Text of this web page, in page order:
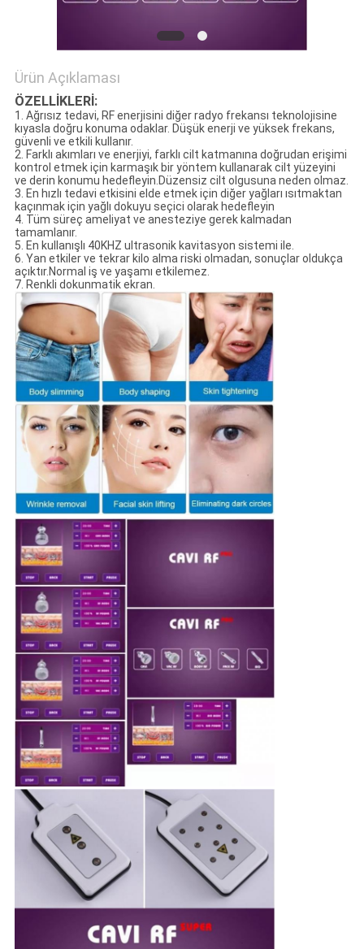
Ürün Açıklaması
ÖZELLİKLERİ:
1. Ağrısız tedavi, RF enerjisini diğer radyo frekansı teknolojisine
kıyasla doğru konuma odaklar. Düşük enerji ve yüksek frekans,
güvenli ve etkili kullanır.
2. Farklı akımları ve enerjiyi, farklı cilt katmanına doğrudan erişimi
kontrol etmek için karmaşık bir yöntem kullanarak cilt yüzeyini
ve derin konumu hedefleyin.Düzensiz cilt olgusuna neden olmaz.
3. En hızlı tedavi etkisini elde etmek için diğer yağları ısıtmaktan
kaçınmak için yağlı dokuyu seçici olarak hedefleyin
4. Tüm süreç ameliyat ve anesteziye gerek kalmadan
tamamlanır.
5. En kullanışlı 40KHZ ultrasonik kavitasyon sistemi ile.
6. Yan etkiler ve tekrar kilo alma riski olmadan, sonuçlar oldukça
açıktır.Normal iş ve yaşamı etkilemez.
7. Renkli dokunmatik ekran.